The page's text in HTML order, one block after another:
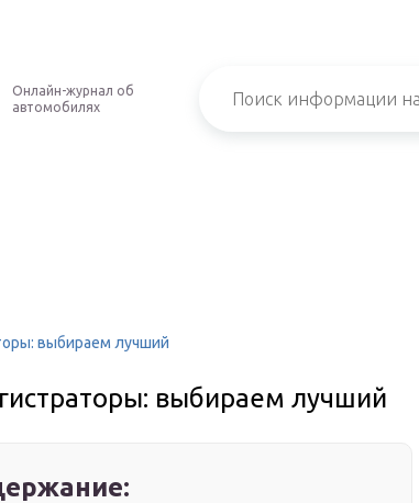
Онлайн-журнал об
автомобилях
выбираем лучший
выбираем лучший